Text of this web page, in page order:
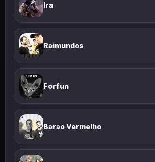
Ira
Raimundos
Forfun
Barao Vermelho